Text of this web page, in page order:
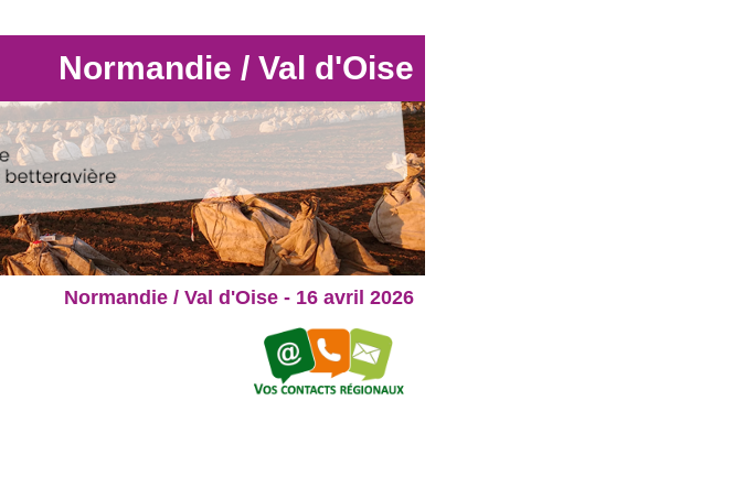
Normandie / Val d'Oise
Normandie / Val d'Oise - 16 avril 2026